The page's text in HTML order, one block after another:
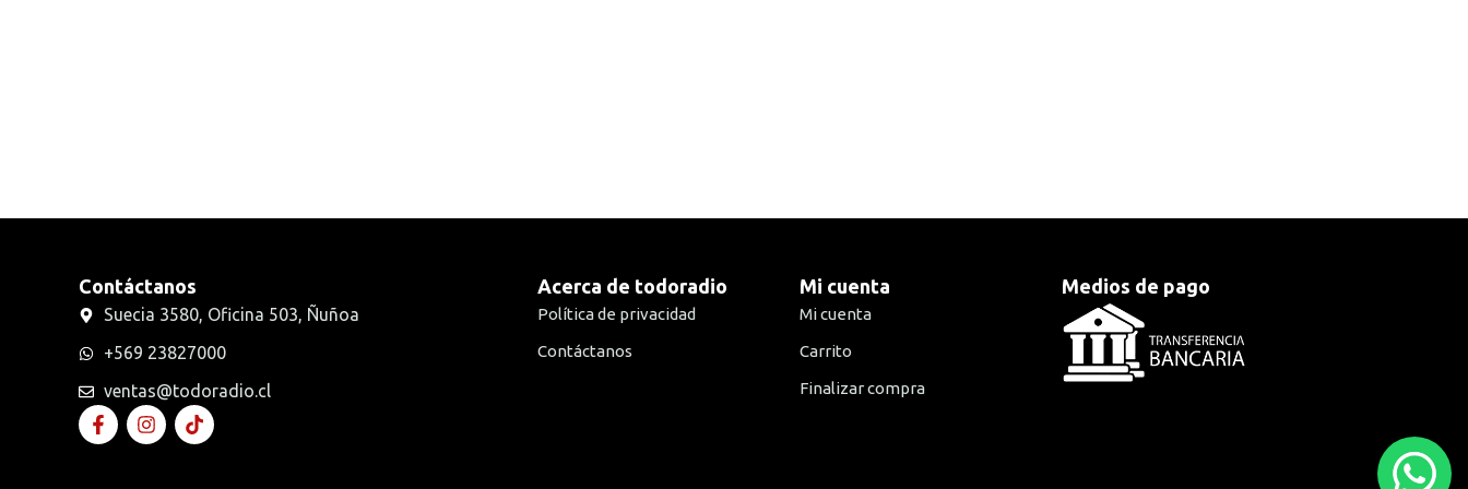
Contáctanos
Suecia 3580, Oficina 503, Ñuñoa
+569 23827000
ventas@todoradio.cl
Acerca de todoradio
Política de privacidad
Contáctanos
Mi cuenta
Mi cuenta
Carrito
Finalizar compra
Medios de pago